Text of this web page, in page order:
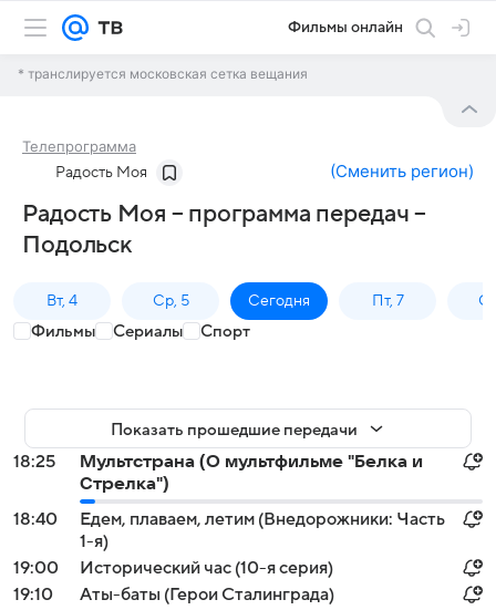
Фильмы онлайн
* транслируется московская сетка вещания
Телепрограмма
Радость Моя (Сменить регион)
Радость Моя – программа передач –
Подольск
Вт, 4 Ср, 5 Сегодня Пт, 7
Фильмы Сериалы Спорт
Показать прошедшие передачи
18:25
Мультстрана (О мультфильме "Белка и
Стрелка")
18:40
Едем, плаваем, летим (Внедорожники: Часть
1-я)
19:00
Исторический час (10-я серия)
19:10
Аты-баты (Герои Сталинграда)